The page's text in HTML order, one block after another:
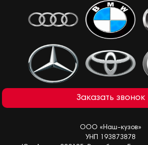
Заказать звонок
ООО «Наш-кузов»
УНП 193873878